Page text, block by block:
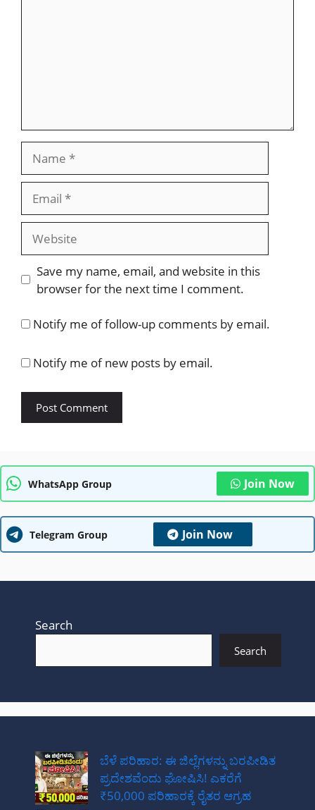
Website
Save my name, email, and website in this
browser for the next time I comment.
Notify me of follow-up comments by email.
Notify me of new posts by email.
WhatsApp Group Join Now
Telegram Group Join Now
Search
Search
ಬೆಳೆ ಪರಿಹಾರ: ಈ ಜಿಲ್ಲೆಗಳನ್ನು ಬರಪೀಡಿತ
ಪ್ರದೇಶವೆಂದು ಘೋಷಿಸಿ! ಎಕರೆಗೆ
₹50,000 ಪರಿಹಾರಕ್ಕೆ ರೈತರ ಆಗ್ರಹ